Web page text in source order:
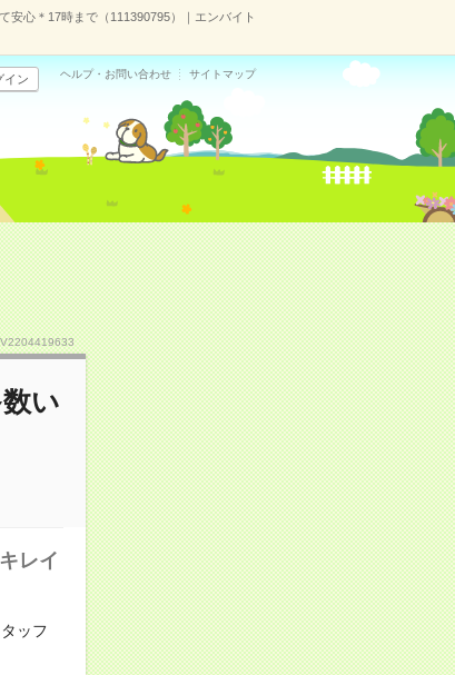
安心＊17時まで（111390795）｜エンバイト
イン ヘルプ・お問い合わせ サイトマップ
い
レイ
ッフ